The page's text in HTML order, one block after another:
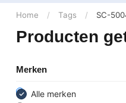
Home / Tags / SC-
Producten
Merken
Alle merken